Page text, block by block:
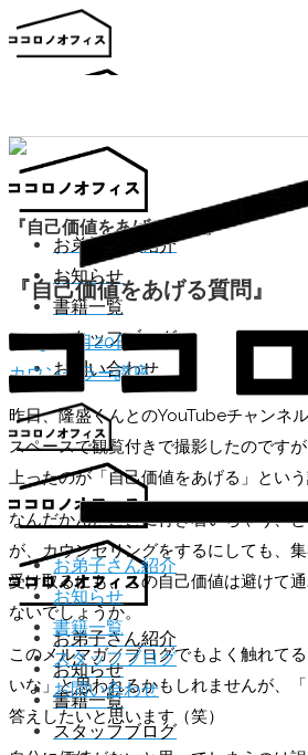
お弟子さん紹介
お知らせ
書籍一覧
スタッフブログ
お問い合わせ
お弟子さん紹介
お知らせ
書籍一覧
スタッフブログ
お弟子さん紹介
お知らせ
書籍一覧
スタッフブログ
お問い合わせ
『自己価値をあげる質問』
『自己価値をあげる質問』
2019年2月20日
カウンセラー講座
昨日、隆盛くんとのYouTubeチャンネ
スペースで観覧付きで撮影したのです
上ったのが「自己価値をあげる」という
なんだかんだここに行き着いちゃう、
が、カウンセリングをするにしても、
受け取るにも、この自己価値は避けて
ないでしょうか。
このメルマガ／ブログでもよく触れて
いな」と思われるかもしれませんが、
答えしたいと思います（笑）